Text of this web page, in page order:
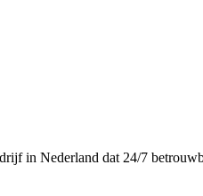
in Nederland dat 24/7